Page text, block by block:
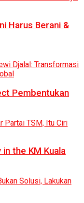
Harus Berani &
Pembentukan
the KM Kuala